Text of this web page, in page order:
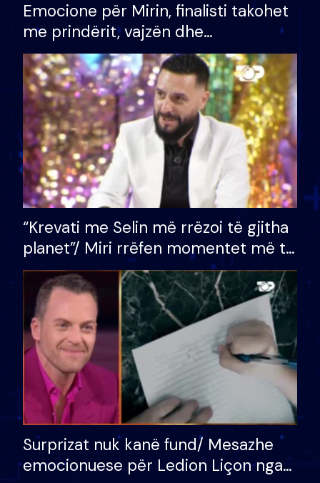
Emocione për Mirin, finalisti takohet
me prindërit, vajzën dhe
bashkëshorten: S’kemi ndonjë letër
divorci apo jo?
“Krevati me Selin më rrëzoi të gjitha
planet”/ Miri rrëfen momentet më të
bukura në shtëpinë e BB VIP: Do më
mungojë zilja e mëngjesit kur…
Surprizat nuk kanë fund/ Mesazhe
emocionuese për Ledion Liçon nga